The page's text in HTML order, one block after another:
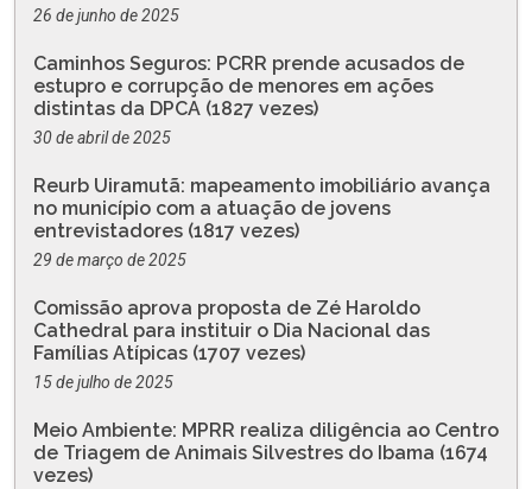
26 de junho de 2025
Caminhos Seguros: PCRR prende acusados de
estupro e corrupção de menores em ações
distintas da DPCA (1827 vezes)
30 de abril de 2025
Reurb Uiramutã: mapeamento imobiliário avança
no município com a atuação de jovens
entrevistadores (1817 vezes)
29 de março de 2025
Comissão aprova proposta de Zé Haroldo
Cathedral para instituir o Dia Nacional das
Famílias Atípicas (1707 vezes)
15 de julho de 2025
Meio Ambiente: MPRR realiza diligência ao Centro
de Triagem de Animais Silvestres do Ibama (1674
vezes)